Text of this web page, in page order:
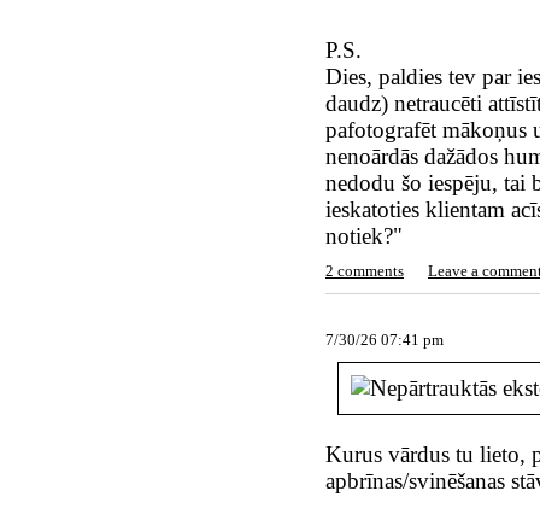
P.S.
Dies, paldies tev par
daudz) netraucēti
pafotografēt mākoņus
nenoārdās dažādos
nedodu šo iespēju, tai
ieskatoties klientam
notiek?"
2 comments Leave a
7/30/26 07:41 pm
Kurus vārdus tu lieto,
apbrīnas/svinēšanas